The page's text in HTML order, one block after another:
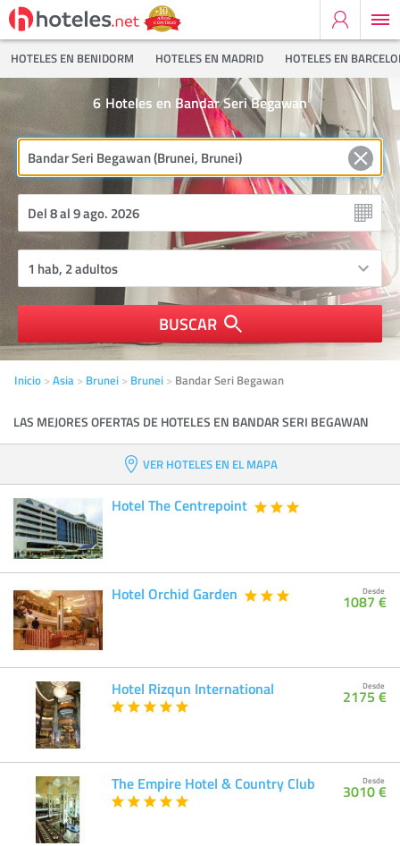
HOTELES EN BENIDORM HOTELES EN MADRID HOTELES EN
Hoteles en Bandar Seri Begawan
6
BUSCAR
Inicio Asia Brunei Brunei Bandar Seri Begawan
LAS MEJORES OFERTAS DE HOTELES EN BANDAR SERI BEGAWAN
VER HOTELES EN EL MAPA
Hotel The Centrepoint
Hotel Orchid Garden Desde
1087 €
Hotel Rizqun International Desde
2175 €
The Empire Hotel & Country Club Desde
3010 €